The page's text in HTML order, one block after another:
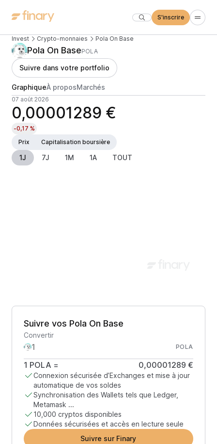
S'inscrire
Invest Crypto-monnaies Pola On Base
Pola On BasePOLA
Suivre dans votre portfolio
GraphiqueÀ proposMarchés
07 août 2026
0,00001289 €
-0,17 %
Prix
Capitalisation boursière
1J 7J 1M 1A TOUT
Suivre vos Pola On Base
Convertir
POLA
1 POLA = 0,00001289 €
Connexion sécurisée d’Exchanges et mise à jour
automatique de vos soldes
Synchronisation des Wallets tels que Ledger,
Metamask ...
10,000 cryptos disponibles
Données sécurisées et accès en lecture seule
Suivre sur Finary